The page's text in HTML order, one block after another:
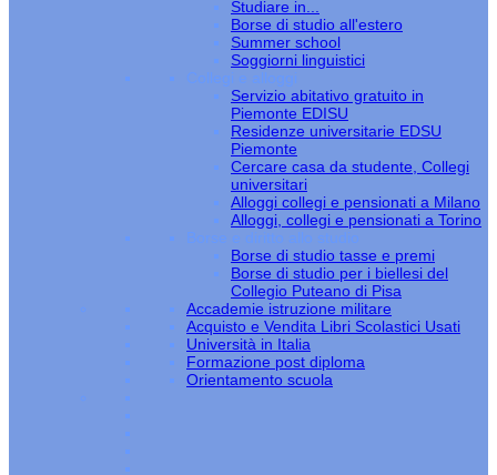
Studiare in...
Borse di studio all'estero
Summer school
Soggiorni linguistici
Collegi e alloggi
Servizio abitativo gratuito in
Piemonte EDISU
Residenze universitarie EDSU
Piemonte
Cercare casa da studente, Collegi
universitari
Alloggi collegi e pensionati a Milano
Alloggi, collegi e pensionati a Torino
Borse e diritto allo studio
Borse di studio tasse e premi
Borse di studio per i biellesi del
Collegio Puteano di Pisa
Accademie istruzione militare
Acquisto e Vendita Libri Scolastici Usati
Università in Italia
Formazione post diploma
Orientamento scuola